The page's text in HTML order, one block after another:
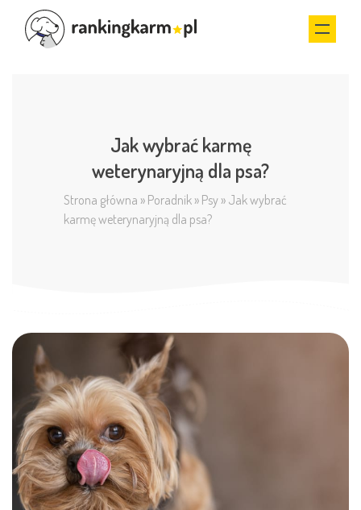
Jak wybrać karmę
weterynaryjną dla psa?
Strona główna » Poradnik » Psy » Jak wybrać
karmę weterynaryjną dla psa?